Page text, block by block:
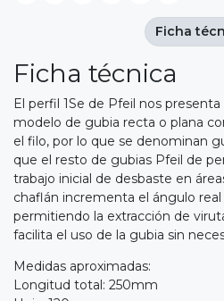
Ficha técnica
El perfil 1Se de Pfeil nos
modelo de gubia recta o plana
el filo, por lo que se denominan
que el resto de gubias Pfeil de
trabajo inicial de desbaste en
chaflán incrementa el ángulo
permitiendo la extracción de
facilita el uso de la gubia sin
Medidas aproximadas:
Longitud total: 250mm
Ficha